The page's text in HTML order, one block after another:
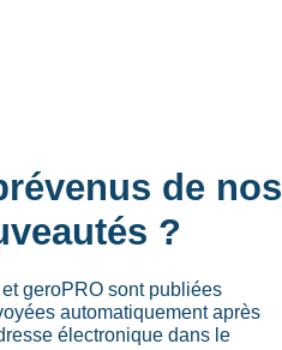
de nos
?
geroPRO sont publiées
automatiquement après
électronique dans le